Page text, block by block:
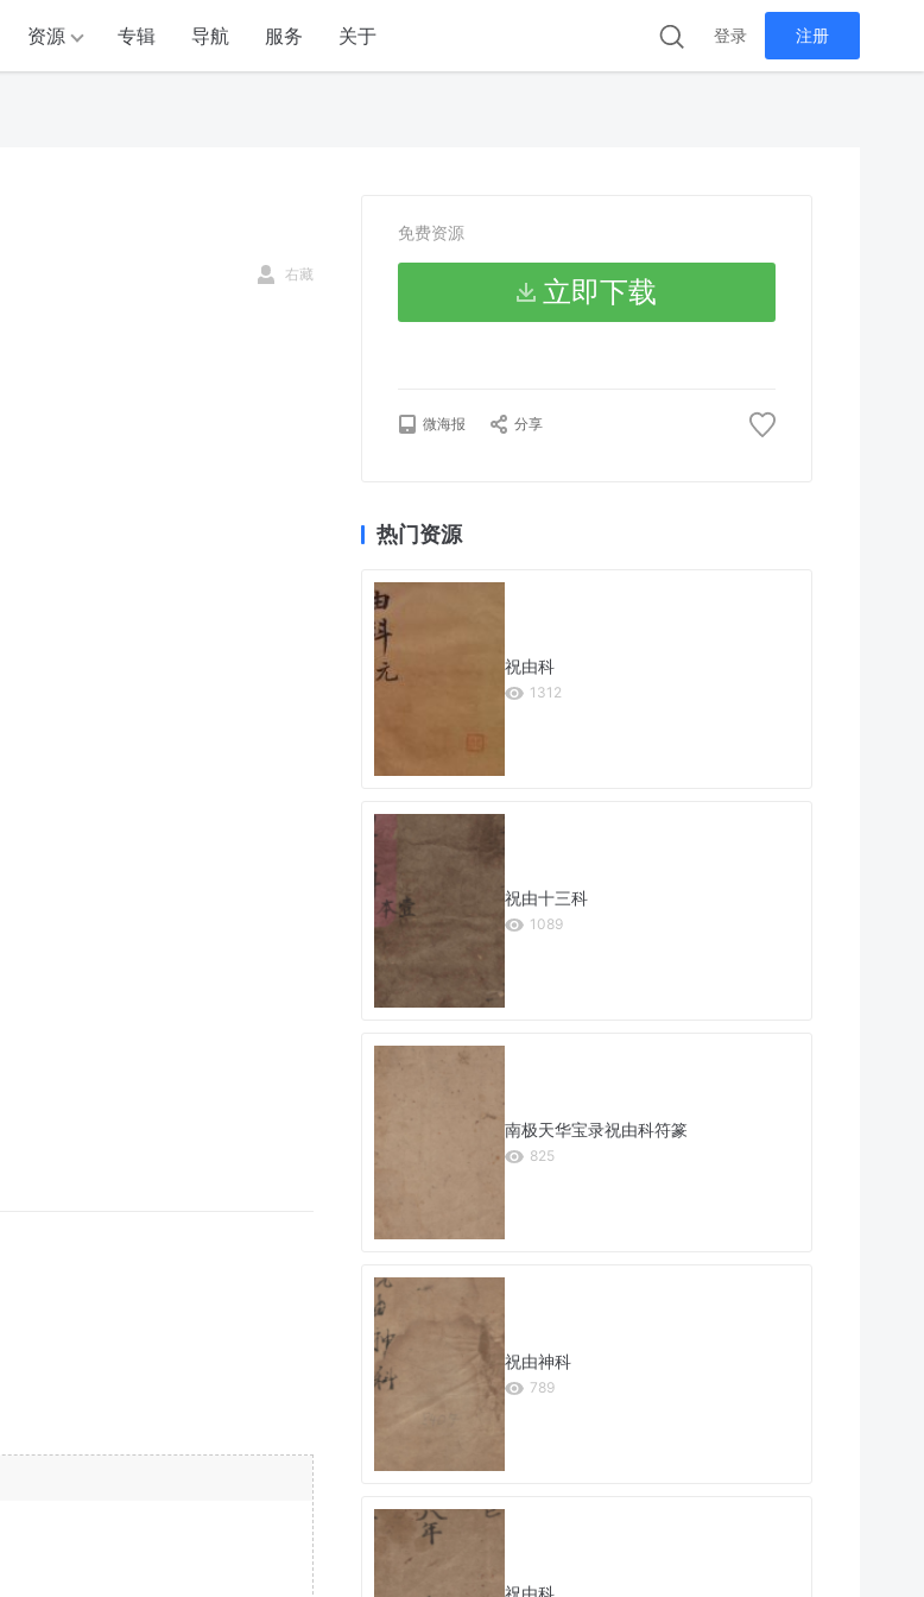
资源 专辑 导航 服务 关于 登录 注册
右藏
免费资源
立即下载
微海报 分享
热门资源
祝由科
1312
祝由十三科
1089
南极天华宝录祝由科符篆
825
祝由神科
789
祝由科